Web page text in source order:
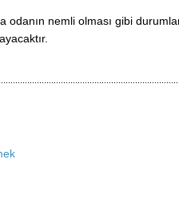
odanın nemli olması gibi